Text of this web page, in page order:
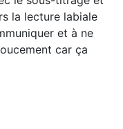
la lecture labiale
et à ne
car ça